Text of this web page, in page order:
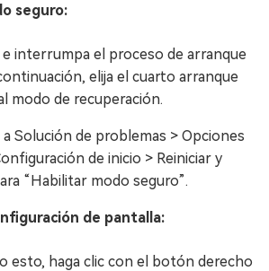
seguro:
e interrumpa el proceso de arranque
elija el cuarto arranque
modo de recuperación.
a Solución de problemas > Opciones
de inicio > Reiniciar y
“Habilitar modo seguro”.
de pantalla:
esto, haga clic con el botón derecho